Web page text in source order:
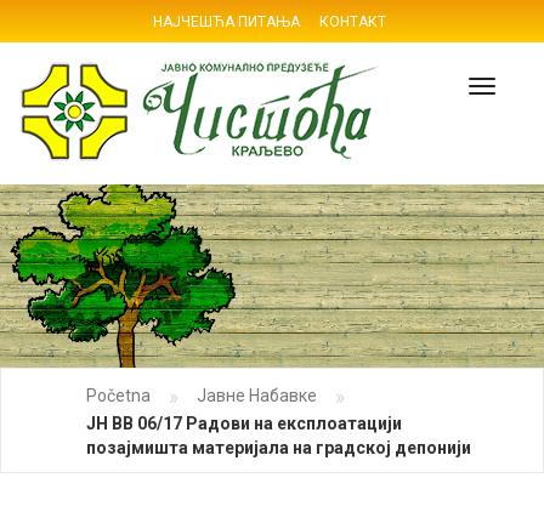
НАЈЧЕШЋА ПИТАЊА КОНТАКТ
Početna » Јавне Набавке »
ЈН ВВ 06/17 Радови на експлоатацији
позајмишта материјала на градској депонији